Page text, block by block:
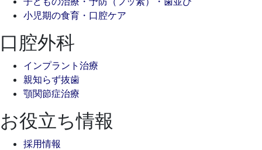
小児期の食育・口腔ケア
口腔外科
インプラント治療
親知らず抜歯
顎関節症治療
お役立ち情報
採用情報